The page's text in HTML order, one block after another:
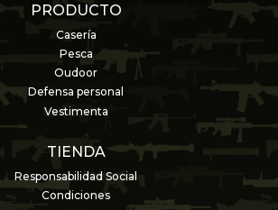
PRODUCTO
Casería
Pesca
Oudoor
Defensa personal
Vestimenta
TIENDA
Responsabilidad Social
Condiciones